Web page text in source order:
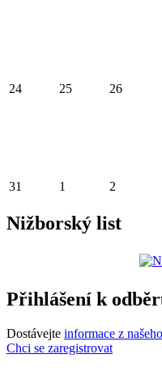
24 25 26
31 1 2
Nižborský list
Přihlášení k
Dostávejte informace z
Chci se zaregistrovat